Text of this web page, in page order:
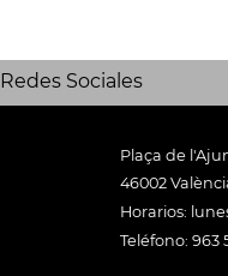
Redes Sociales
Plaça de
46002
Horarios:
Teléfono: 963